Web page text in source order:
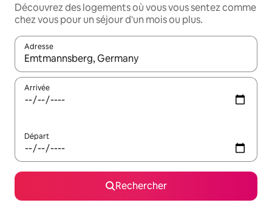
Découvrez des logements où vous vous sentez comme
chez vous pour un séjour d'un mois ou plus.
Adresse
Lorsque les résultats s'affichent, utilisez les flèches vers le
Arrivée
Départ
Rechercher